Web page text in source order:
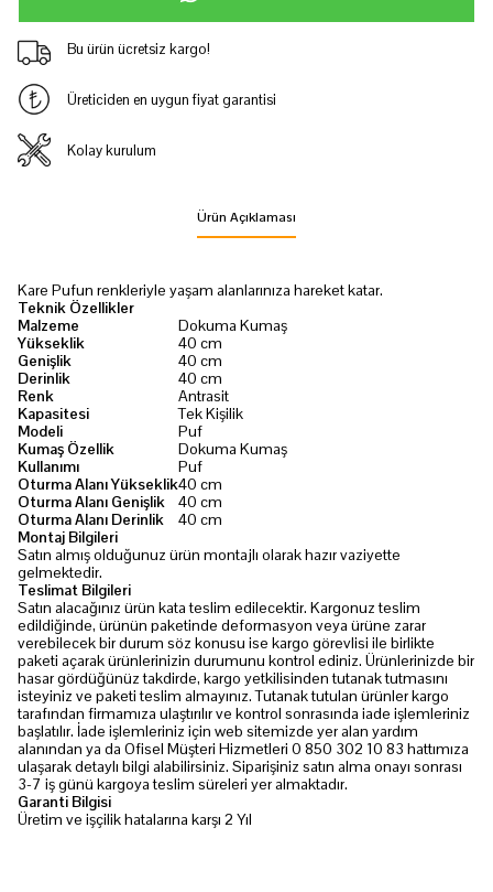
Bu ürün ücretsiz kargo!
Üreticiden en uygun fiyat garantisi
Kolay kurulum
Ürün Açıklaması
Kare Pufun renkleriyle yaşam alanlarınıza hareket katar.
Teknik Özellikler
Malzeme
Dokuma Kumaş
Yükseklik
40 cm
Genişlik
40 cm
Derinlik
40 cm
Renk
Antrasit
Kapasitesi
Tek Kişilik
Modeli
Puf
Kumaş Özellik
Dokuma Kumaş
Kullanımı
Puf
Oturma Alanı Yükseklik40 cm
Oturma Alanı Genişlik
40 cm
Oturma Alanı Derinlik
40 cm
Montaj Bilgileri
Satın almış olduğunuz ürün montajlı olarak hazır vaziyette
gelmektedir.
Teslimat Bilgileri
Satın alacağınız ürün kata teslim edilecektir. Kargonuz teslim
edildiğinde, ürünün paketinde deformasyon veya ürüne zarar
verebilecek bir durum söz konusu ise kargo görevlisi ile birlikte
paketi açarak ürünlerinizin durumunu kontrol ediniz. Ürünlerinizde bir
hasar gördüğünüz takdirde, kargo yetkilisinden tutanak tutmasını
isteyiniz ve paketi teslim almayınız. Tutanak tutulan ürünler kargo
tarafından firmamıza ulaştırılır ve kontrol sonrasında iade işlemleriniz
başlatılır. İade işlemleriniz için web sitemizde yer alan yardım
alanından ya da Ofisel Müşteri Hizmetleri 0 850 302 10 83 hattımıza
ulaşarak detaylı bilgi alabilirsiniz. Siparişiniz satın alma onayı sonrası
3-7 iş günü kargoya teslim süreleri yer almaktadır.
Garanti Bilgisi
Üretim ve işçilik hatalarına karşı 2 Yıl